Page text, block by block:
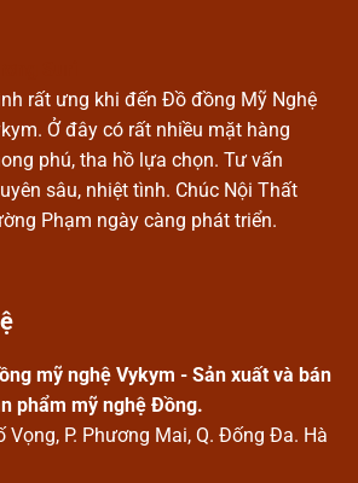
rất ưng khi đến Đồ đồng Mỹ Nghệ
Ở đây có rất nhiều mặt hàng
phú, tha hồ lựa chọn. Tư vấn
sâu, nhiệt tình. Chúc Nội Thất
Phạm ngày càng phát triển.
mỹ nghệ Vykym - Sản xuất và bán
phẩm mỹ nghệ Đồng.
Vọng, P. Phương Mai, Q. Đống Đa. Hà